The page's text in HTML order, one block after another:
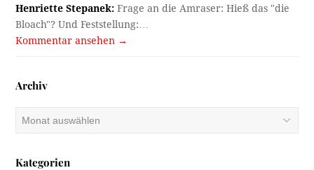
Henriette Stepanek: Frage an die Amraser: Hieß das "die
Bloach"? Und Feststellung:…
Kommentar ansehen →
Archiv
Kategorien